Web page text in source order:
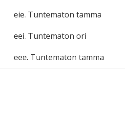
eie. Tuntematon tamma
eei. Tuntematon ori
eee. Tuntematon tamma